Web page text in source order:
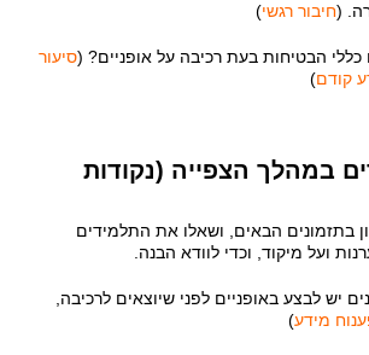
(חיבור רגשי)
הבטיחות בעת רכיבה על אופניים? (סיעור
קודם)
במהלך הצפייה (נקודות
בתזמונים הבאים, ושאלו את התלמידים
ועל מיקוד, וכדי לוודא הבנה.
כוונונים יש לבצע באופניים לפני שיוצאים לרכיבה,
מידע)